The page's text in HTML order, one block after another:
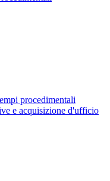
procedimentali
e acquisizione d'ufficio